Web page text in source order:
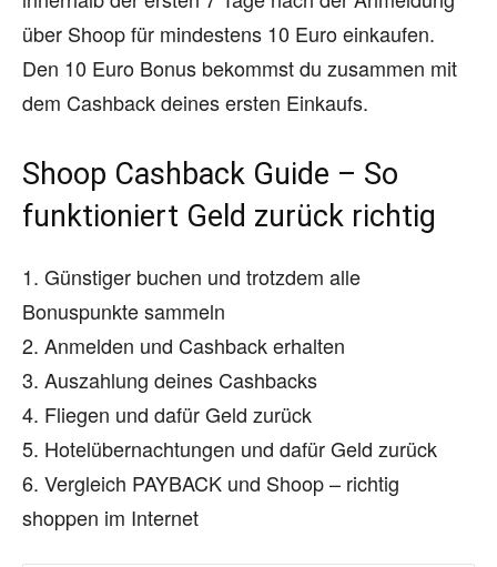
über Shoop für mindestens 10 Euro einkaufen.
Den 10 Euro Bonus bekommst du zusammen mit
dem Cashback deines ersten Einkaufs.
Shoop Cashback Guide – So
funktioniert Geld zurück richtig
1. Günstiger buchen und trotzdem alle
Bonuspunkte sammeln
2. Anmelden und Cashback erhalten
3. Auszahlung deines Cashbacks
4. Fliegen und dafür Geld zurück
5. Hotelübernachtungen und dafür Geld zurück
6. Vergleich PAYBACK und Shoop – richtig
shoppen im Internet